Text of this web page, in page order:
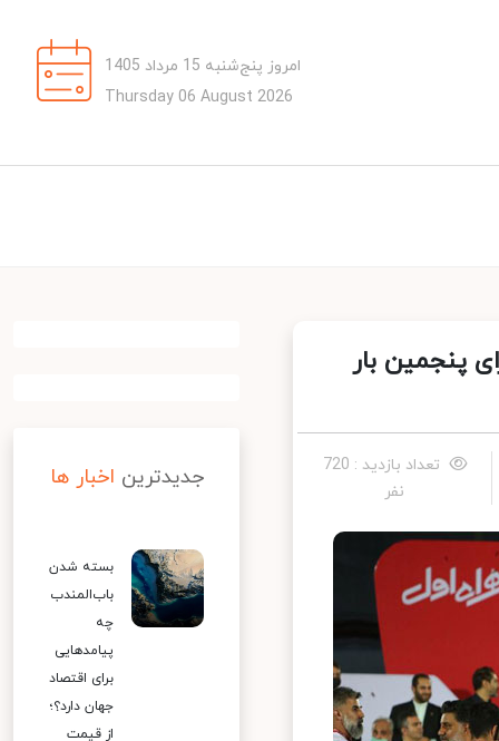
امروز پنج‌شنبه 15 مرداد 1405
Thursday 06 August 2026
پنجمین بار
تعداد بازدید : 720
نفر
جدیدترین اخبار ها
بسته شدن
باب‌المندب
چه
پیامدهایی
برای اقتصاد
جهان دارد؟؛
از قیمت